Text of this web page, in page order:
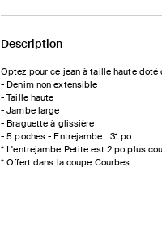
et
haute
et
Description
Optez pour ce jean à taille haute
- Denim non extensible
- Taille haute
- Jambe large
- Braguette à glissière
- 5 poches - Entrejambe : 31 po
* L'entrejambe Petite est 2 po plus
* Offert dans la coupe Courbes.